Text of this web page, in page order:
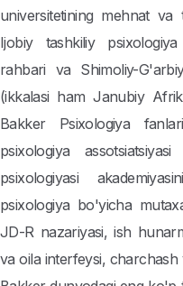
universitetining mehnat
Ijobiy tashkiliy
rahbari va Shimoliy-
(ikkalasi ham Janubiy
Bakker Psixologiya
psixologiya
psixologiyasi
psixologiya bo'yicha
JD-R nazariyasi, ish
va oila interfeysi, charchash